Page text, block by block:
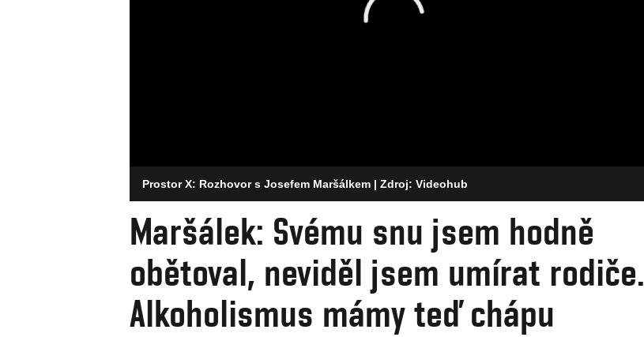
Prostor X: Rozhovor s Josefem Maršálkem | Zdroj: Videohub
Maršálek: Svému snu jsem hodně
obětoval, neviděl jsem umírat rodiče.
Alkoholismus mámy teď chápu